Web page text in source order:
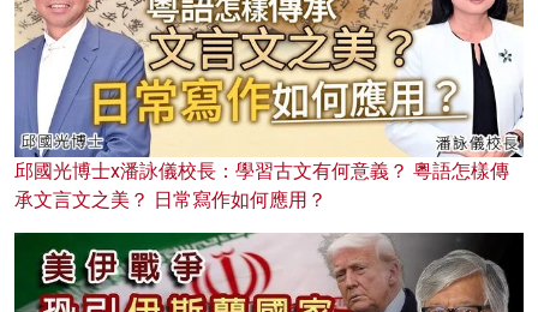
邱國光博士x潘詠儀校長：學習古文有何意義？ 粵語怎樣傳
承文言文之美？ 日常寫作如何應用？